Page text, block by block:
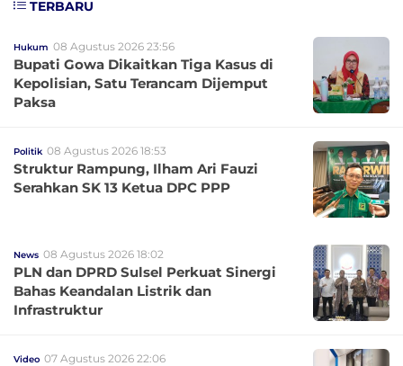
TERBARU
Hukum 08 Agustus 2026 23:56
Bupati Gowa Dikaitkan Tiga Kasus di
Kepolisian, Satu Terancam Dijemput
Paksa
Politik 08 Agustus 2026 18:53
Struktur Rampung, Ilham Ari Fauzi
Serahkan SK 13 Ketua DPC PPP
News 08 Agustus 2026 18:02
PLN dan DPRD Sulsel Perkuat Sinergi
Bahas Keandalan Listrik dan
Infrastruktur
Video 07 Agustus 2026 22:06